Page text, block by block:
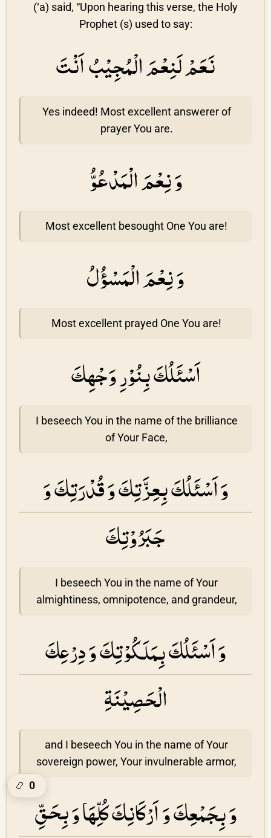
(‘a) said, “Upon hearing this verse, the Holy
Prophet (s) used to say:
نَعَمْ لَنِعْمَ الْمُجِيْبُ اَنْتَ
Yes indeed! Most excellent answerer of
prayer You are.
وَ نِعْمَ الْمَدْعُوُّ
Most excellent besought One You are!
وَ نِعْمَ الْمَسْؤُلُ
Most excellent prayed One You are!
اَسْئَلُكَ بِنُوْرِ وَجْهِكَ
I beseech You in the name of the brilliance
of Your Face,
وَ اَسْئَلُكَ بِعِزَّتِكَ وَ قُدْرَتِكَ وَ
جَبَرُوْتِكَ
I beseech You in the name of Your
almightiness, omnipotence, and grandeur,
وَ اَسْئَلُكَ بِمَلَكُوْتِكَ وَ دِرْعِكَ
الْحَصِيْنَةِ
and I beseech You in the name of Your
sovereign power, Your invulnerable armor,
وَ بِجَمْعِكَ وَ اَرْكَانِكَ كُلِّهَا وَ بِحَقِّ
📿 0